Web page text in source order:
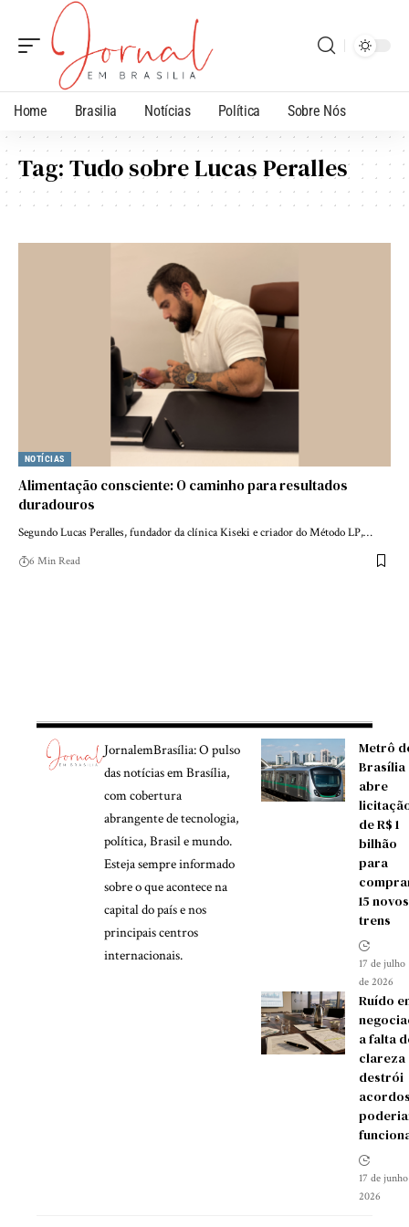
Home Brasilia Notícias Política Sobre Nós
Tag:Tudo sobre Lucas Peralles
NOTÍCIAS
Alimentação consciente: O caminho para resultados
duradouros
Segundo Lucas Peralles, fundador da clínica Kiseki e criador do Método LP,…
6 Min Read
JornalemBrasília: O pulso
das notícias em Brasília,
com cobertura
abrangente de tecnologia,
política, Brasil e mundo.
Esteja sempre informado
sobre o que acontece na
capital do país e nos
principais centros
internacionais.
Metrô
Brasília
abre
de R$ 1
bilhão
para
15 novos
trens
17 de julho
de 2026
Ruído
a falta
clareza
destrói
17 de
2026